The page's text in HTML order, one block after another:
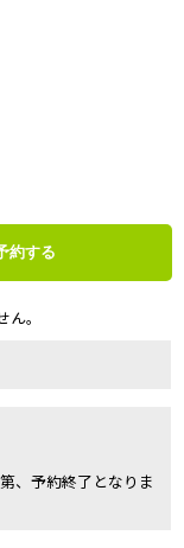
約する
。
、予約終了となりま